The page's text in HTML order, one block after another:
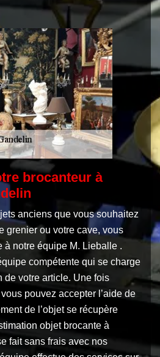
brocanteur à
anciens que vous souhaitez
grenier ou votre cave, vous
à notre équipe M. Lieballe .
compétente qui se charge
de votre article. Une fois
pouvez accepter l’aide de
de l’objet se récupère
objet brocante à
fait sans frais avec nos